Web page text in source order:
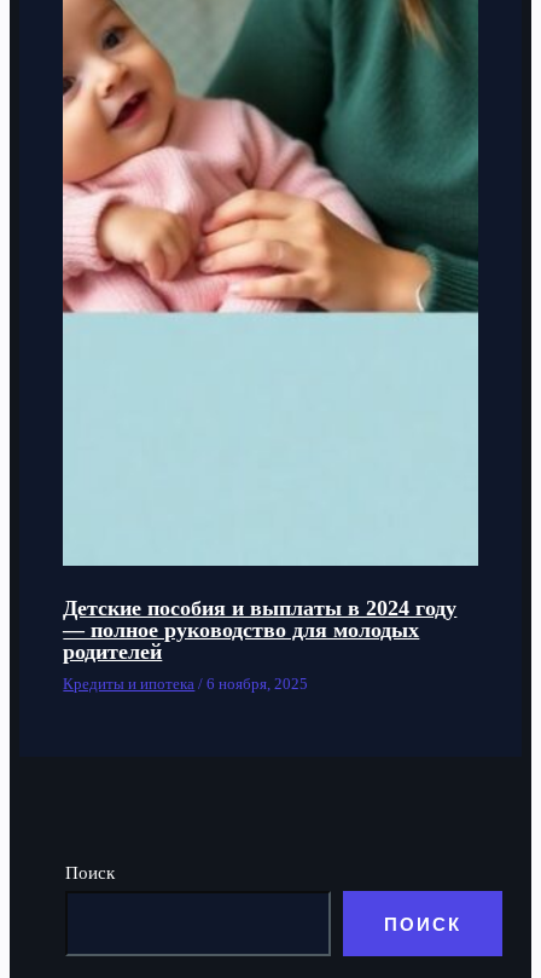
Детские пособия и выплаты в 2024 году
— полное руководство для молодых
родителей
Кредиты и ипотека /6 ноября, 2025
Поиск
ПОИСК